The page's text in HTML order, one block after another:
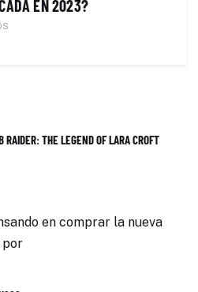
EN 2023?
RAIDER: THE LEGEND OF LARA CROFT
en comprar la nueva
por